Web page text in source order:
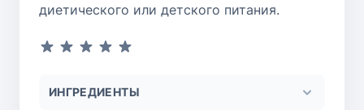
диетического или детского питания.
ИНГРЕДИЕНТЫ